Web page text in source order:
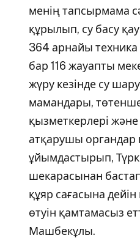
менің тапсырмама
құрылып, су басу
364 арнайы техника
бар 116 жауапты
жүру кезінде су
мамандары,
қызметкерлері және
атқарушы органдар
ұйымдастырып,
шекарасынан бастап
құяр сағасына дейін
өтуін қамтамасыз
Машбекұлы.